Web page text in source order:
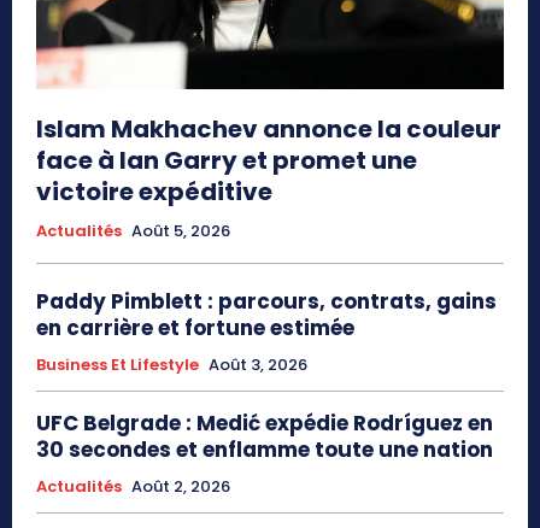
Islam Makhachev annonce la couleur
face à Ian Garry et promet une
victoire expéditive
Actualités Août 5, 2026
Paddy Pimblett : parcours, contrats, gains
en carrière et fortune estimée
Business Et Lifestyle Août 3, 2026
UFC Belgrade : Medić expédie Rodríguez en
30 secondes et enflamme toute une nation
Actualités Août 2, 2026